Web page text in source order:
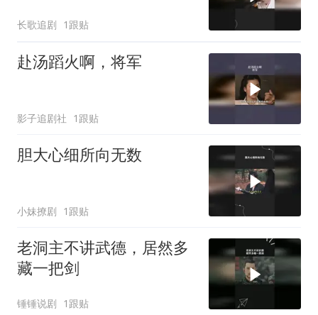
长歌追剧 1跟贴
赴汤蹈火啊，将军
影子追剧社 1跟贴
胆大心细所向无数
小妹撩剧 1跟贴
老洞主不讲武德，居然多
藏一把剑
锤锤说剧 1跟贴